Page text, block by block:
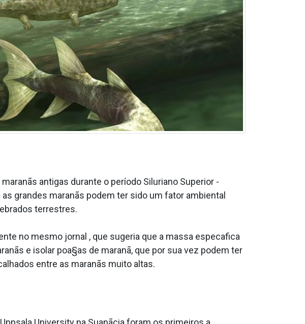
antigas durante o período Siluriano Superior -
grandes maranãs podem ter sido um fator ambiental
terrestres.
no mesmo jornal , que sugeria que a massa especa­fica
e isolar poa§as de maranã, que por sua vez podem ter
entre as maranãs muito altas.